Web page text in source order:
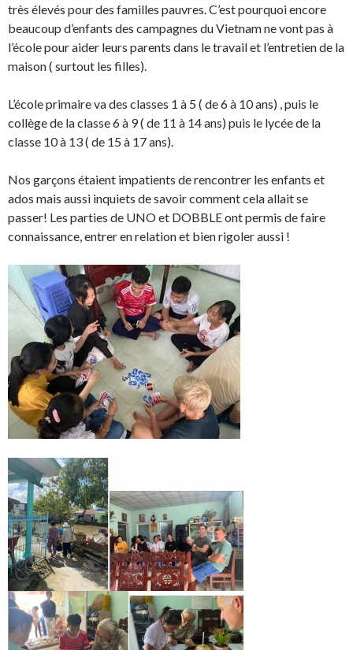
très élevés pour des familles pauvres. C’est pourquoi encore
beaucoup d’enfants des campagnes du Vietnam ne vont pas à
l’école pour aider leurs parents dans le travail et l’entretien de la
maison ( surtout les filles).
L’école primaire va des classes 1 à 5 ( de 6 à 10 ans) , puis le
collège de la classe 6 à 9 ( de 11 à 14 ans) puis le lycée de la
classe 10 à 13 ( de 15 à 17 ans).
Nos garçons étaient impatients de rencontrer les enfants et
ados mais aussi inquiets de savoir comment cela allait se
passer! Les parties de UNO et DOBBLE ont permis de faire
connaissance, entrer en relation et bien rigoler aussi !